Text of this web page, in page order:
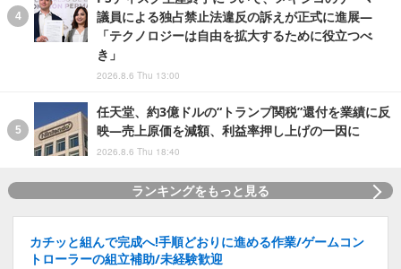
議員による独占禁止法違反の訴えが正式に進展―
「テクノロジーは自由を拡大するために役立つべ
き」
2026.8.6 Thu 13:00
任天堂、約3億ドルの“トランプ関税”還付を業績に反
映―売上原価を減額、利益率押し上げの一因に
2026.8.6 Thu 18:40
ランキングをもっと見る
カチッと組んで完成へ!手順どおりに進める作業/ゲームコン
トローラーの組立補助/未経験歓迎